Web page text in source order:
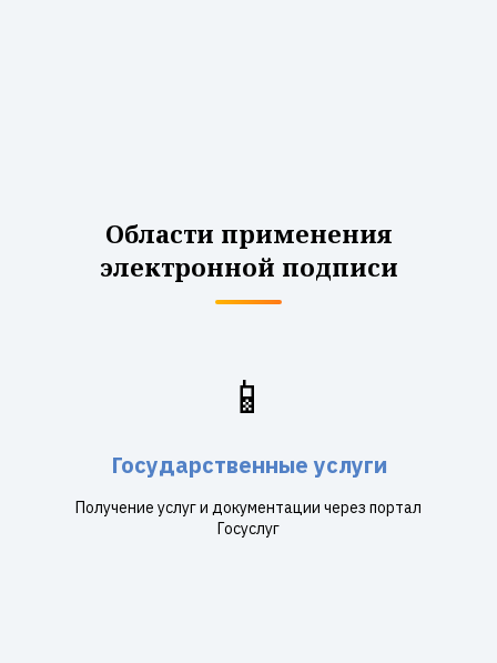
Области применения
электронной подписи
📱
Государственные услуги
Получение услуг и документации через портал
Госуслуг